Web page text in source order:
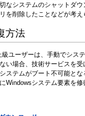
なシステムのシャットダ
を削除したことなどが考え
方法
ユーザーは、手動でシス
い場合、技術サービスを
ステムがブート不可能と
Windowsシステム要素を